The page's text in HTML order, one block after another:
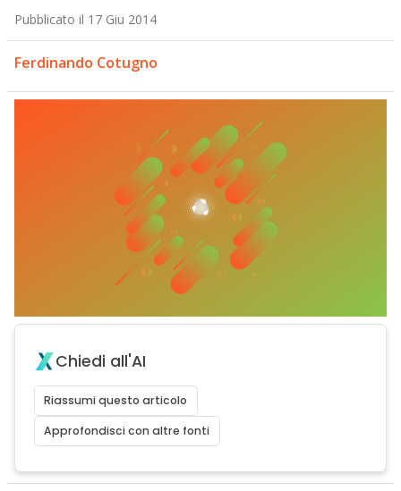
Pubblicato il 17 Giu 2014
Ferdinando Cotugno
Chiedi all'AI
Riassumi questo articolo
Approfondisci con altre fonti